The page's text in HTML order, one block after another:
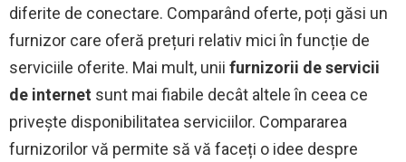
diferite de conectare. Comparând oferte, poți găsi un
furnizor care oferă prețuri relativ mici în funcție de
serviciile oferite. Mai mult, unii furnizorii de servicii
de internet sunt mai fiabile decât altele în ceea ce
privește disponibilitatea serviciilor. Compararea
furnizorilor vă permite să vă faceți o idee despre